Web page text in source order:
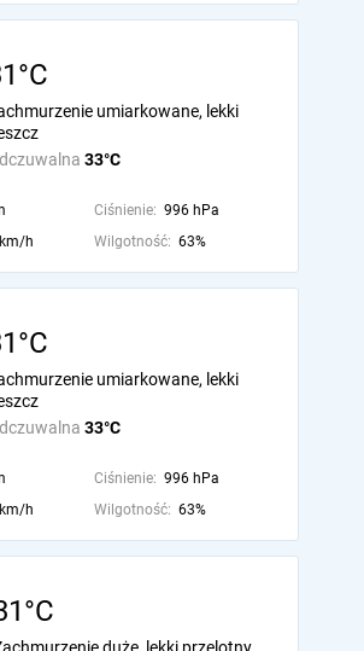
33°C
umiarkowane, lekki
Ciśnienie: 996 hPa
h Wilgotność: 63%
33°C
umiarkowane, lekki
Ciśnienie: 996 hPa
h Wilgotność: 63%